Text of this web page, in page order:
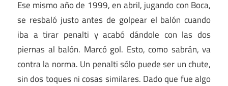
Ese mismo año de 1999, en abril, jugando con Boca,
se resbaló justo antes de golpear el balón cuando
iba a tirar penalti y acabó dándole con las dos
piernas al balón. Marcó gol. Esto, como sabrán, va
contra la norma. Un penalti sólo puede ser un chute,
sin dos toques ni cosas similares. Dado que fue algo